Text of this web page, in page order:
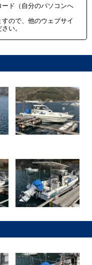
ド（自分のパソコンへ
ので、他のウェブサイ
い。